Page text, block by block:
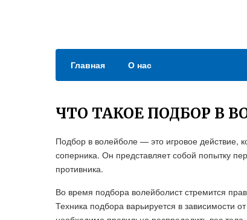
Главная О нас
ЧТО ТАКОЕ ПОДБОР В
Подбор в волейболе — это игровое действие,
соперника. Он представляет собой попытку
противника.
Во время подбора волейболист стремится
Техника подбора варьируется в зависимости